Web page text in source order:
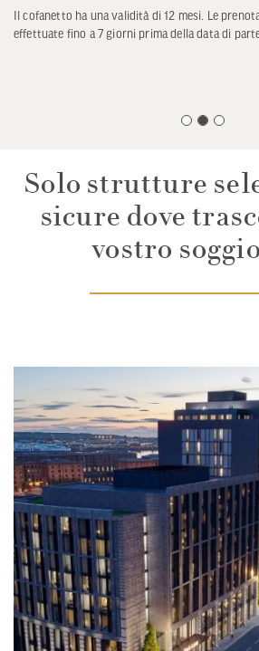
Il cofanetto ha una validità di 12 mesi. Le
effettuate fino a 7 giorni prima della data di
Solo strutture
sicure dove
vostro